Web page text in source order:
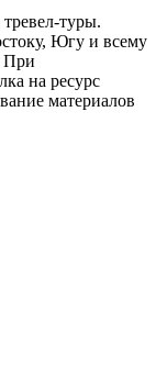
туры.
Югу и всему
При
на ресурс
материалов